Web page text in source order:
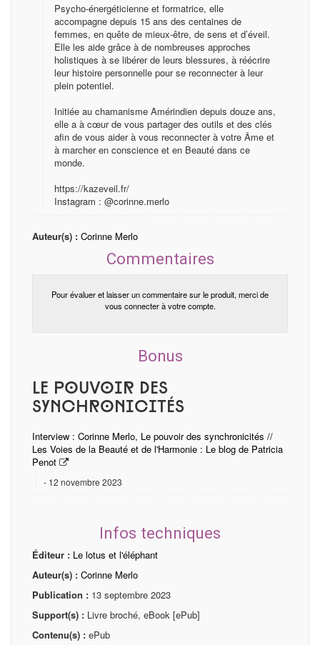
Psycho-énergéticienne et formatrice, elle
accompagne depuis 15 ans des centaines de
femmes, en quête de mieux-être, de sens et d’éveil.
Elle les aide grâce à de nombreuses approches
holistiques à se libérer de leurs blessures, à réécrire
leur histoire personnelle pour se reconnecter à leur
plein potentiel.
Initiée au chamanisme Amérindien depuis douze ans,
elle a à cœur de vous partager des outils et des clés
afin de vous aider à vous reconnecter à votre Âme et
à marcher en conscience et en Beauté dans ce
monde.
https://kazeveil.fr/
Instagram : @corinne.merlo
Auteur(s) : Corinne Merlo
Commentaires
Pour évaluer et laisser un commentaire sur le produit, merci de
vous connecter à votre compte.
Bonus
Le pouvoir des
synchronicités
Interview : Corinne Merlo, Le pouvoir des synchronicités //
Les Voies de la Beauté et de l'Harmonie : Le blog de Patricia
Penot
12 novembre 2023
Infos techniques
Éditeur : Le lotus et l'éléphant
Auteur(s) : Corinne Merlo
Publication : 13 septembre 2023
Support(s) : Livre broché, eBook [ePub]
Contenu(s) : ePub